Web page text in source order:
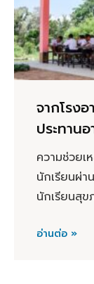
จากโรง
ประทาน
ความช่วยเ
นักเรียนผ่า
นักเรียนสุ
อ่านต่อ »